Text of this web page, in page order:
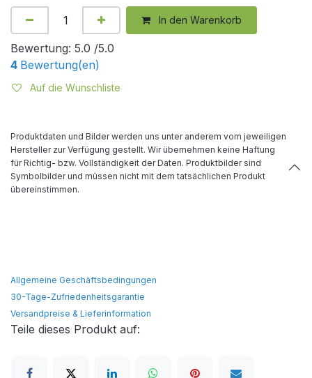
In den Warenkorb
Bewertung: 5.0 /5.0
4 Bewertung(en)
Auf die Wunschliste
Produktdaten und Bilder werden uns unter anderem vom jeweiligen
Hersteller zur Verfügung gestellt. Wir übernehmen keine Haftung
für Richtig- bzw. Vollständigkeit der Daten. Produktbilder sind
Symbolbilder und müssen nicht mit dem tatsächlichen Produkt
übereinstimmen.
Allgemeine Geschäftsbedingungen
30-Tage-Zufriedenheitsgarantie
Versandpreise & Lieferinformation
Teile dieses Produkt auf: